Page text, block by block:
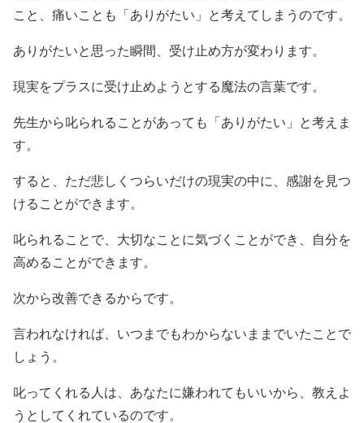
こと、痛いことも「ありがたい」と考えてしまうのです。
ありがたいと思った瞬間、受け止め方が変わります。
現実をプラスに受け止めようとする魔法の言葉です。
先生から叱られることがあっても「ありがたい」と考えま
す。
すると、ただ悲しくつらいだけの現実の中に、感謝を見つ
けることができます。
叱られることで、大切なことに気づくことができ、自分を
高めることができます。
次から改善できるからです。
言われなければ、いつまでもわからないままでいたことで
しょう。
叱ってくれる人は、あなたに嫌われてもいいから、教えよ
うとしてくれているのです。